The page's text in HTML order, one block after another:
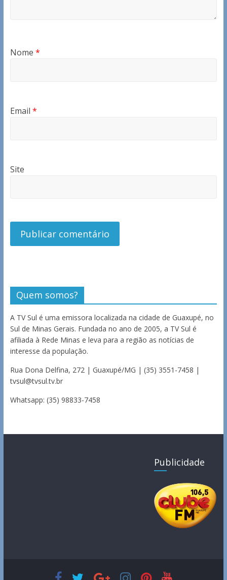
Nome *
Email *
Site
Quem somos?
A TV Sul é uma emissora localizada na cidade de Guaxupé, no
Sul de Minas Gerais. Fundada no ano de 2005, a TV Sul é
afiliada à Rede Minas e leva para a região as notícias de
interesse da população.
Rua Dona Delfina, 272 | Guaxupé/MG | (35) 3551-7458 |
tvsul@tvsul.tv.br
Whatsapp: (35) 98833-7458
Publicidade